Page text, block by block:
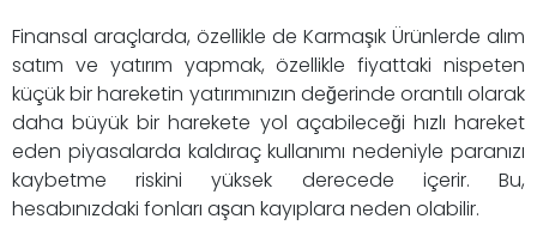
Finansal araçlarda, özellikle de Karmaşık Ürünlerde alım
satım ve yatırım yapmak, özellikle fiyattaki nispeten
küçük bir hareketin yatırımınızın değerinde orantılı olarak
daha büyük bir harekete yol açabileceği hızlı hareket
eden piyasalarda kaldıraç kullanımı nedeniyle paranızı
kaybetme riskini yüksek derecede içerir. Bu,
hesabınızdaki fonları aşan kayıplara neden olabilir.